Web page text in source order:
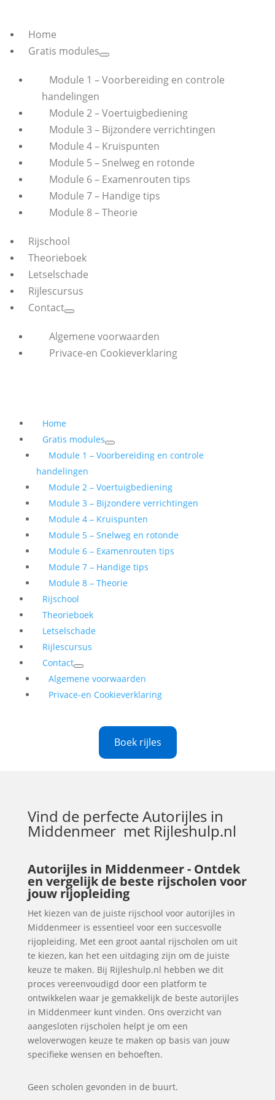
Home
Gratis modules
Module 1 – Voorbereiding en controle
handelingen
Module 2 – Voertuigbediening
Module 3 – Bijzondere verrichtingen
Module 4 – Kruispunten
Module 5 – Snelweg en rotonde
Module 6 – Examenrouten tips
Module 7 – Handige tips
Module 8 – Theorie
Rijschool
Theorieboek
Letselschade
Rijlescursus
Contact
Algemene voorwaarden
Privace-en Cookieverklaring
Home
Gratis modules
Module 1 – Voorbereiding en controle
handelingen
Module 2 – Voertuigbediening
Module 3 – Bijzondere verrichtingen
Module 4 – Kruispunten
Module 5 – Snelweg en rotonde
Module 6 – Examenrouten tips
Module 7 – Handige tips
Module 8 – Theorie
Rijschool
Theorieboek
Letselschade
Rijlescursus
Contact
Algemene voorwaarden
Privace-en Cookieverklaring
Boek rijles
Vind de perfecteAutorijles in
Middenmeer met Rijleshulp.nl
Autorijles in Middenmeer - Ontdek
en vergelijk de beste rijscholen voor
jouw rijopleiding
Het kiezen van de juiste rijschool voor autorijles in
Middenmeer is essentieel voor een succesvolle
rijopleiding. Met een groot aantal rijscholen om uit
te kiezen, kan het een uitdaging zijn om de juiste
keuze te maken. Bij Rijleshulp.nl hebben we dit
proces vereenvoudigd door een platform te
ontwikkelen waar je gemakkelijk de beste autorijles
in Middenmeer kunt vinden. Ons overzicht van
aangesloten rijscholen helpt je om een
weloverwogen keuze te maken op basis van jouw
specifieke wensen en behoeften.
Geen scholen gevonden in de buurt.